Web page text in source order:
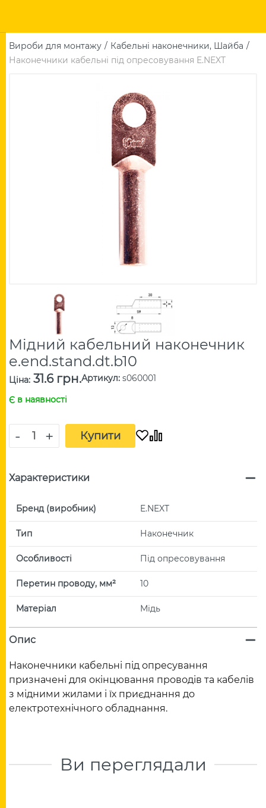
Вироби для монтажу
Кабельні наконечники, Шайба
Наконечники кабельні під опресовування E.NEXT
Мідний кабельний наконечник
e.end.stand.dt.b10
Ціна: 31.6 грн.Артикул: s060001
Є в наявності
- + Купити
Характеристики
Бренд (виробник) E.NEXT
Тип Наконечник
Особливості Під опресовування
Перетин проводу, мм² 10
Матеріал Мідь
Опис
Наконечники кабельні під опресування
призначені для окінцювання проводів та кабелів
з мідними жилами і їх приєднання до
електротехнічного обладнання.
Ви переглядали